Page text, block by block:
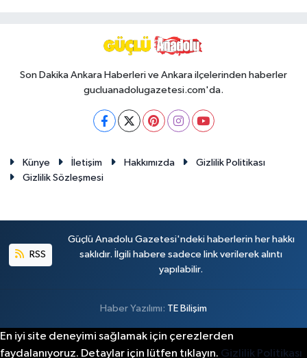
Son Dakika Ankara Haberleri ve Ankara ilçelerinden haberler
gucluanadolugazetesi.com'da.
Künye İletişim Hakkımızda
Gizlilik Politikası
Gizlilik Sözleşmesi
RSS
Güçlü Anadolu Gazetesi'ndeki haberlerin her hakkı
saklıdır. İlgili habere sadece link verilerek alıntı
yapılabilir.
Haber Yazılımı: TE Bilişim
En iyi site deneyimi sağlamak için çerezlerden
faydalanıyoruz. Detaylar için lütfen tıklayın. Gizlilik Politikası